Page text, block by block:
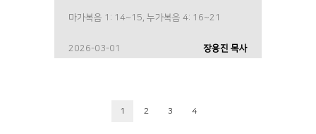
마가복음 1: 14~15, 누가복음 4: 16~21
2026-03-01 장용진 목사
1 2 3 4